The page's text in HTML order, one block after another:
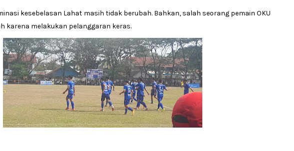
kesebelasan Lahat masih tidak berubah. Bahkan, salah seorang pemain OKU
karena melakukan pelanggaran keras.